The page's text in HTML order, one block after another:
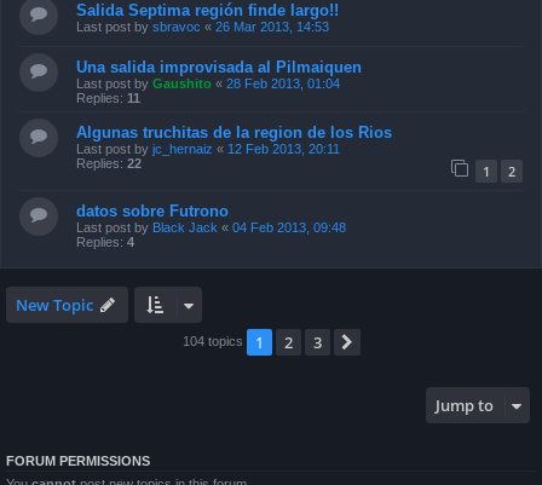
Salida Septima región finde largo!!
Last post by sbravoc « 26 Mar 2013, 14:53
Una salida improvisada al Pilmaiquen
Last post by Gaushito « 28 Feb 2013, 01:04
Replies: 11
Algunas truchitas de la region de los Rios
Last post by jc_hernaiz « 12 Feb 2013, 20:11
Replies: 22 1 2
datos sobre Futrono
Last post by Black Jack « 04 Feb 2013, 09:48
Replies: 4
New Topic
104 topics 1 2 3
Jump to
FORUM PERMISSIONS